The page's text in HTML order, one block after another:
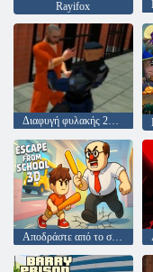
Rayifox
Διαφυγή φυλακής 2020
Αποδράστε από το σχολείο 3D